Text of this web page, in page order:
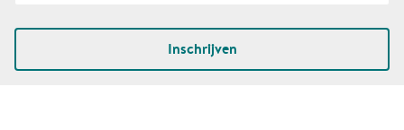
Inschrijven